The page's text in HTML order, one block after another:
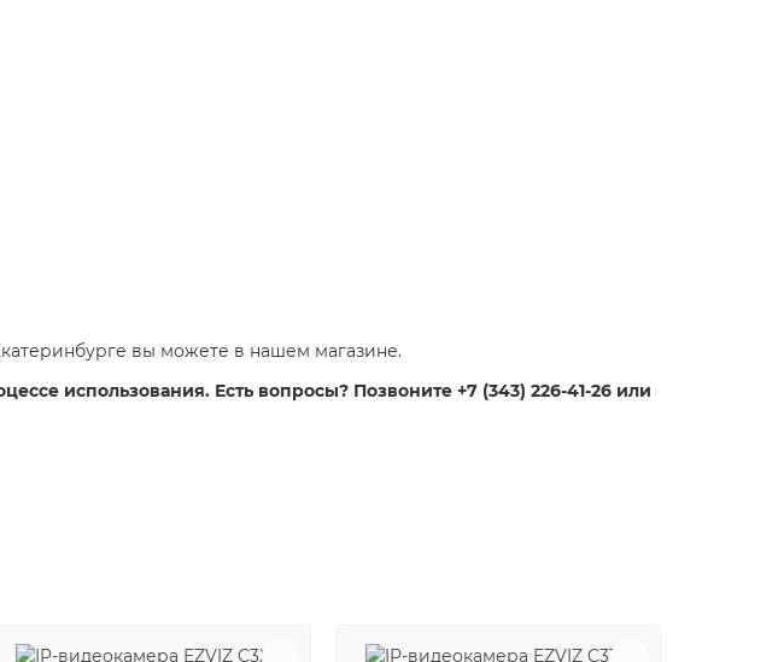
вы можете в нашем магазине.
использования. Есть вопросы? Позвоните +7 (343) 226-41-26 или